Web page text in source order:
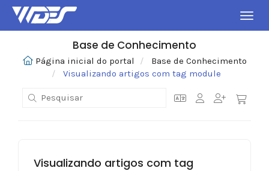
Base de Conhecimento
Página inicial do portal
Base de Conhecimento
Visualizando artigos com tag module
Visualizando artigos com tag